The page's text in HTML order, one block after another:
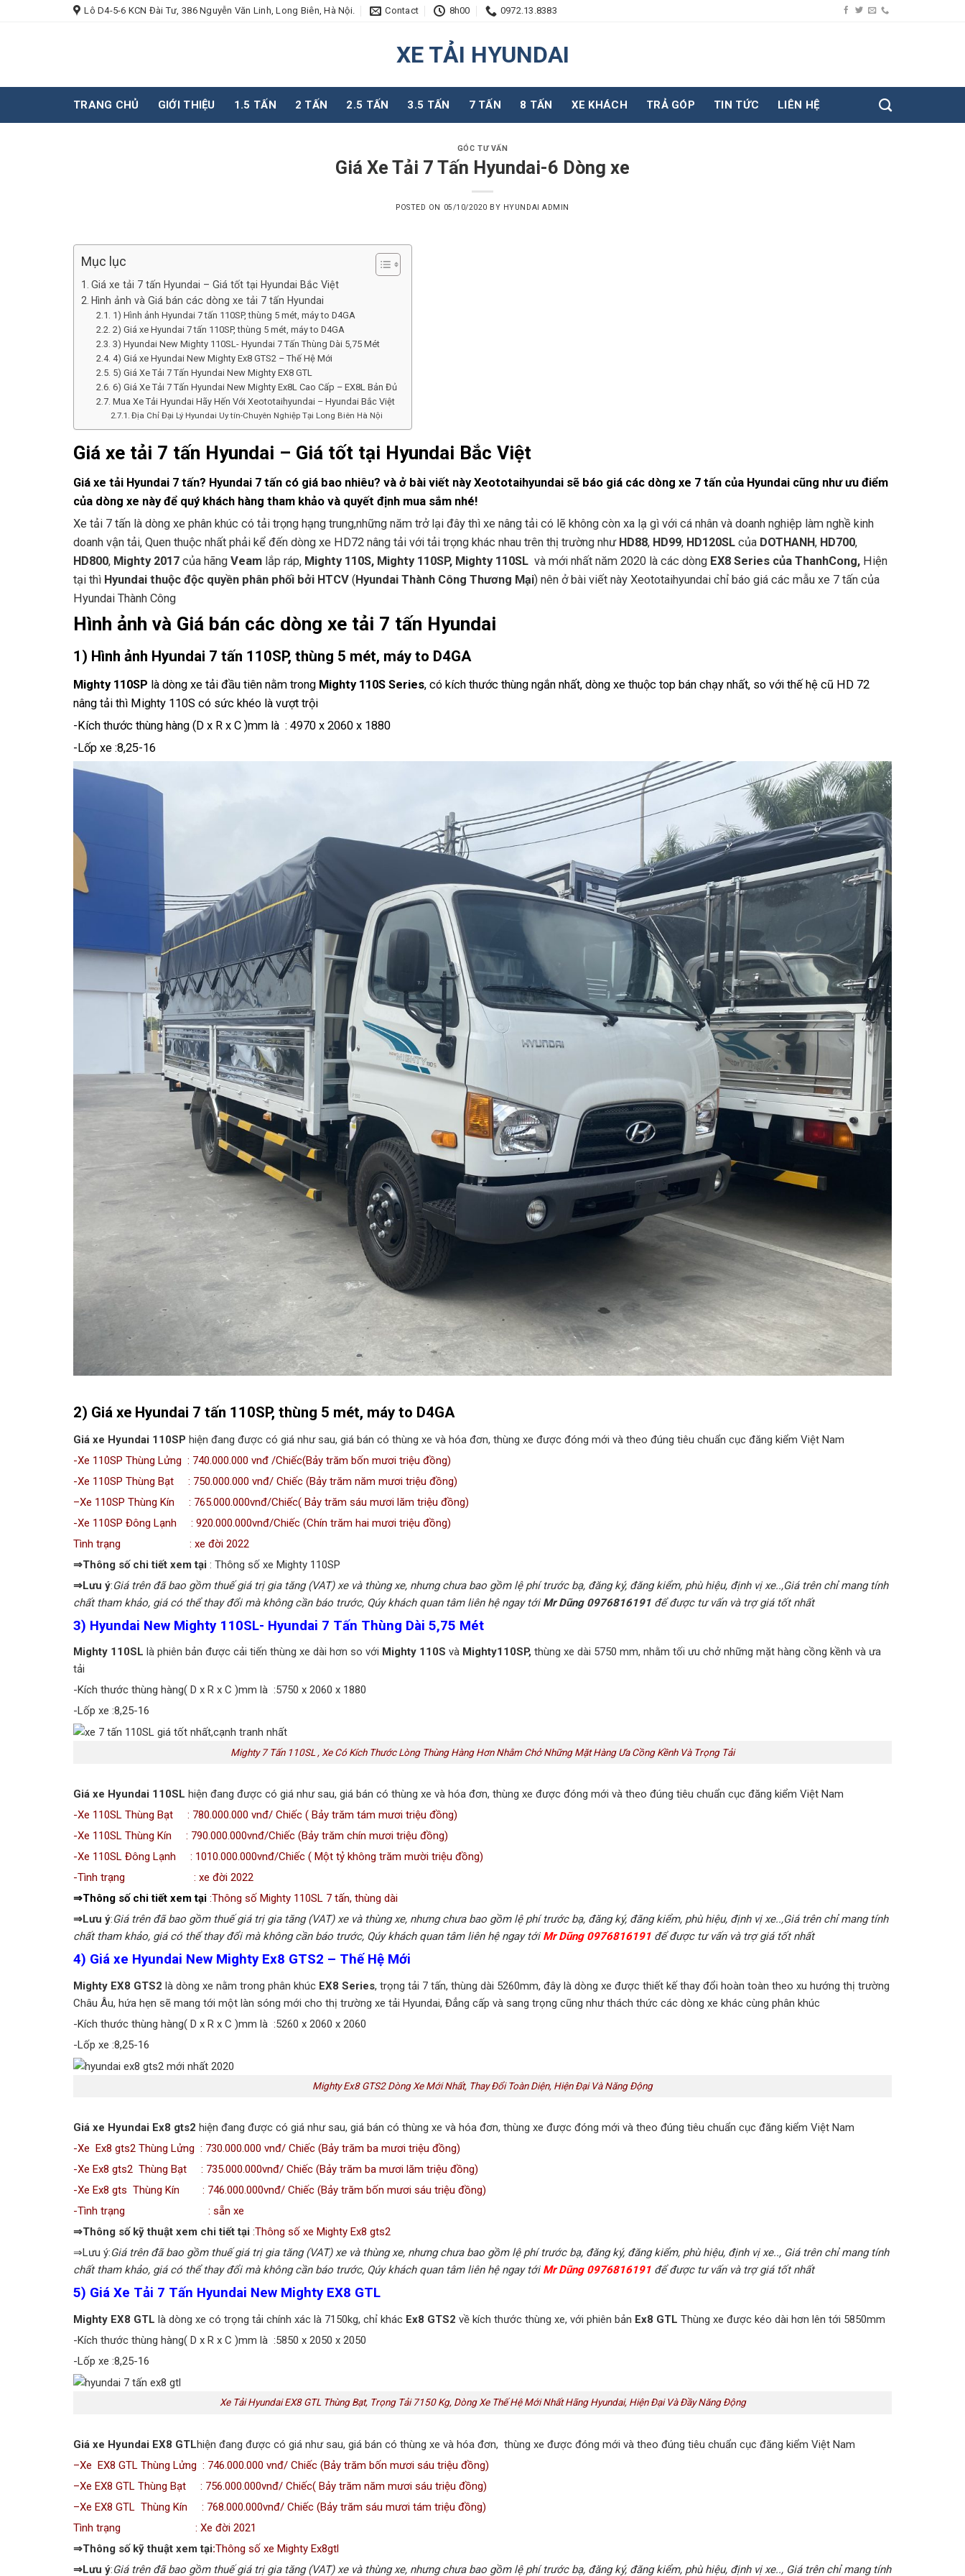
Lô D4-5-6 KCN Đài Tư, 386 Nguyễn Văn Linh, Long Biên, Hà Nội. Contact 8h00 0972.13.8383
XE TẢI HYUNDAI
TRANG CHỦ GIỚI THIỆU 1.5 TẤN 2 TẤN 2.5 TẤN 3.5 TẤN 7 TẤN 8 TẤN XE KHÁCH TRẢ GÓP TIN TỨC LIÊN HỆ
GÓC TƯ VẤN
Giá Xe Tải 7 Tấn Hyundai-6 Dòng xe
POSTED ON 05/10/2020 BY HYUNDAI ADMIN
Mục lục
Giá xe tải 7 tấn Hyundai – Giá tốt tại Hyundai Bắc Việt
Hình ảnh và Giá bán các dòng xe tải 7 tấn Hyundai
1) Hình ảnh Hyundai 7 tấn 110SP, thùng 5 mét, máy to D4GA
2) Giá xe Hyundai 7 tấn 110SP, thùng 5 mét, máy to D4GA
3) Hyundai New Mighty 110SL- Hyundai 7 Tấn Thùng Dài 5,75 Mét
4) Giá xe Hyundai New Mighty Ex8 GTS2 – Thế Hệ Mới
5) Giá Xe Tải 7 Tấn Hyundai New Mighty EX8 GTL
6) Giá Xe Tải 7 Tấn Hyundai New Mighty Ex8L Cao Cấp – EX8L Bản Đủ
Mua Xe Tải Hyundai Hãy Hến Với Xeototaihyundai – Hyundai Bắc Việt
Địa Chỉ Đại Lý Hyundai Uy tín-Chuyên Nghiệp Tại Long Biên Hà Nội
Giá xe tải 7 tấn Hyundai – Giá tốt tại Hyundai Bắc Việt
Giá xe tải Hyundai 7 tấn? Hyundai 7 tấn có giá bao nhiêu? và ở bài viết này Xeototaihyundai sẽ báo giá các dòng xe 7 tấn của Hyundai cũng như ưu điểm
của dòng xe này để quý khách hàng tham khảo và quyết định mua sắm nhé!
Xe tải 7 tấn là dòng xe phân khúc có tải trọng hạng trung,những năm trở lại đây thì xe nâng tải có lẽ không còn xa lạ gì với cá nhân và doanh nghiệp làm nghề kinh
doanh vận tải, Quen thuộc nhất phải kể đến dòng xe HD72 nâng tải với tải trọng khác nhau trên thị trường như HD88, HD99, HD120SL của DOTHANH, HD700,
HD800, Mighty 2017 của hãng Veam lắp ráp, Mighty 110S, Mighty 110SP, Mighty 110SL và mới nhất năm 2020 là các dòng EX8 Series của ThanhCong, Hiện
tại thì Hyundai thuộc độc quyền phân phối bởi HTCV (Hyundai Thành Công Thương Mại) nên ở bài viết này Xeototaihyundai chỉ báo giá các mẫu xe 7 tấn của
Hyundai Thành Công
Hình ảnh và Giá bán các dòng xe tải 7 tấn Hyundai
1) Hình ảnh Hyundai 7 tấn 110SP, thùng 5 mét, máy to D4GA
Mighty 110SP là dòng xe tải đầu tiên nằm trong Mighty 110S Series, có kích thước thùng ngắn nhất, dòng xe thuộc top bán chạy nhất, so với thế hệ cũ HD 72
nâng tải thì Mighty 110S có sức khéo là vượt trội
-Kích thước thùng hàng (D x R x C )mm là : 4970 x 2060 x 1880
-Lốp xe :8,25-16
2) Giá xe Hyundai 7 tấn 110SP, thùng 5 mét, máy to D4GA
Giá xe Hyundai 110SP hiện đang được có giá như sau, giá bán có thùng xe và hóa đơn, thùng xe được đóng mới và theo đúng tiêu chuẩn cục đăng kiểm Việt Nam
-Xe 110SP Thùng Lửng : 740.000.000 vnđ /Chiếc(Bảy trăm bốn mươi triệu đồng)
-Xe 110SP Thùng Bạt : 750.000.000 vnđ/ Chiếc (Bảy trăm năm mươi triệu đồng)
–Xe 110SP Thùng Kín
: 765.000.000vnđ/Chiếc( Bảy trăm sáu mươi lăm triệu đồng)
-Xe 110SP Đông Lạnh : 920.000.000vnđ/Chiếc (Chín trăm hai mươi triệu đồng)
Tình trạng : xe đời 2022
⇒Thông số chi tiết xem tại : Thông số xe Mighty 110SP
⇒Lưu ý:Giá trên đã bao gồm thuế giá trị gia tăng (VAT) xe và thùng xe, nhưng chưa bao gồm lệ phí trước bạ, đăng ký, đăng kiểm, phù hiệu, định vị xe..,Giá trên chỉ mang tính
chất tham khảo, giá có thể thay đổi mà không cần báo trước, Qúy khách quan tâm liên hệ ngay tới Mr Dũng 0976816191 để được tư vấn và trợ giá tốt nhất
3) Hyundai New Mighty 110SL- Hyundai 7 Tấn Thùng Dài 5,75 Mét
Mighty 110SL là phiên bản được cải tiến thùng xe dài hơn so với Mighty 110S và Mighty110SP, thùng xe dài 5750 mm, nhằm tối ưu chở những mặt hàng cồng kềnh và ưa
tải
-Kích thước thùng hàng( D x R x C )mm là :5750 x 2060 x 1880
-Lốp xe :8,25-16
Mighty 7 Tấn 110SL , Xe Có Kích Thước Lòng Thùng Hàng Hơn Nhằm Chở Những Mặt Hàng Ưa Cồng Kềnh Và Trọng Tải
Giá xe Hyundai 110SL hiện đang được có giá như sau, giá bán có thùng xe và hóa đơn, thùng xe được đóng mới và theo đúng tiêu chuẩn cục đăng kiểm Việt Nam
-Xe 110SL Thùng Bạt : 780.000.000 vnđ/ Chiếc ( Bảy trăm tám mươi triệu đồng)
-Xe 110SL Thùng Kín : 790.000.000vnđ/Chiếc (Bảy trăm chín mươi triệu đồng)
-Xe 110SL Đông Lạnh : 1010.000.000vnđ/Chiếc ( Một tỷ không trăm mười triệu đồng)
-Tình trạng : xe đời 2022
⇒Thông số chi tiết xem tại :Thông số Mighty 110SL 7 tấn, thùng dài
⇒Lưu ý:Giá trên đã bao gồm thuế giá trị gia tăng (VAT) xe và thùng xe, nhưng chưa bao gồm lệ phí trước bạ, đăng ký, đăng kiểm, phù hiệu, định vị xe..,Giá trên chỉ mang tính
chất tham khảo, giá có thể thay đổi mà không cần báo trước, Qúy khách quan tâm liên hệ ngay tới Mr Dũng 0976816191 để được tư vấn và trợ giá tốt nhất
4) Giá xe Hyundai New Mighty Ex8 GTS2 – Thế Hệ Mới
Mighty EX8 GTS2 là dòng xe nằm trong phân khúc EX8 Series, trọng tải 7 tấn, thùng dài 5260mm, đây là dòng xe được thiết kế thay đổi hoàn toàn theo xu hướng thị trường
Châu Âu, hứa hẹn sẽ mang tới một làn sóng mới cho thị trường xe tải Hyundai, Đẳng cấp và sang trọng cũng như thách thức các dòng xe khác cùng phân khúc
-Kích thước thùng hàng( D x R x C )mm là :5260 x 2060 x 2060
-Lốp xe :8,25-16
Mighty Ex8 GTS2 Dòng Xe Mới Nhất, Thay Đổi Toàn Diện, Hiện Đại Và Năng Động
Giá xe Hyundai Ex8 gts2 hiện đang được có giá như sau, giá bán có thùng xe và hóa đơn, thùng xe được đóng mới và theo đúng tiêu chuẩn cục đăng kiểm Việt Nam
-Xe Ex8 gts2 Thùng Lửng : 730.000.000 vnđ/ Chiếc (Bảy trăm ba mươi triệu đồng)
-Xe Ex8 gts2 Thùng Bạt : 735.000.000vnđ/ Chiếc (Bảy trăm ba mươi lăm triệu đồng)
-Xe Ex8 gts Thùng Kín : 746.000.000vnđ/ Chiếc (Bảy trăm bốn mươi sáu triệu đồng)
-Tình trạng : sẵn xe
⇒Thông số kỹ thuật xem chi tiết tại :Thông số xe Mighty Ex8 gts2
⇒Lưu ý:Giá trên đã bao gồm thuế giá trị gia tăng (VAT) xe và thùng xe, nhưng chưa bao gồm lệ phí trước bạ, đăng ký, đăng kiểm, phù hiệu, định vị xe.., Giá trên chỉ mang tính
chất tham khảo, giá có thể thay đổi mà không cần báo trước, Qúy khách quan tâm liên hệ ngay tới Mr Dũng 0976816191 để được tư vấn và trợ giá tốt nhất
5) Giá Xe Tải 7 Tấn Hyundai New Mighty EX8 GTL
Mighty EX8 GTL là dòng xe có trọng tải chính xác là 7150kg, chỉ khác Ex8 GTS2 về kích thước thùng xe, với phiên bản Ex8 GTL Thùng xe được kéo dài hơn lên tới 5850mm
-Kích thước thùng hàng( D x R x C )mm là :5850 x 2050 x 2050
-Lốp xe :8,25-16
Xe Tải Hyundai EX8 GTL Thùng Bạt, Trọng Tải 7150 Kg, Dòng Xe Thế Hệ Mới Nhất Hãng Hyundai, Hiện Đại Và Đầy Năng Động
Giá xe Hyundai EX8 GTLhiện đang được có giá như sau, giá bán có thùng xe và hóa đơn, thùng xe được đóng mới và theo đúng tiêu chuẩn cục đăng kiểm Việt Nam
–Xe EX8 GTL Thùng Lửng : 746.000.000 vnđ/ Chiếc (Bảy trăm bốn mươi sáu triệu đồng)
–Xe EX8 GTL Thùng Bạt : 756.000.000vnđ/ Chiếc( Bảy trăm năm mươi sáu triệu đồng)
–Xe EX8 GTL Thùng Kín
: 768.000.000vnđ/ Chiếc (Bảy trăm sáu mươi tám triệu đồng)
Tình trạng : Xe đời 2021
⇒Thông số kỹ thuật xem tại:Thông số xe Mighty Ex8gtl
⇒Lưu ý:Giá trên đã bao gồm thuế giá trị gia tăng (VAT) xe và thùng xe, nhưng chưa bao gồm lệ phí trước bạ, đăng ký, đăng kiểm, phù hiệu, định vị xe.., Giá trên chỉ mang tính